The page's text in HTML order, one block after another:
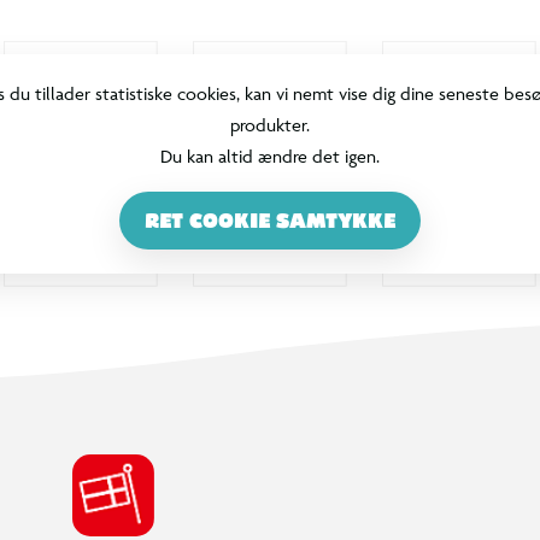
du tillader statistiske cookies, kan vi nemt vise dig dine seneste
produkter.
Du kan altid ændre det igen.
RET COOKIE SAMTYKKE